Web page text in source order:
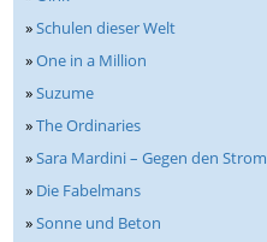
»Schulen dieser Welt
»One in a Million
»Suzume
»The Ordinaries
»Sara Mardini – Gegen den Strom
» Die Fabelmans
»Sonne und Beton